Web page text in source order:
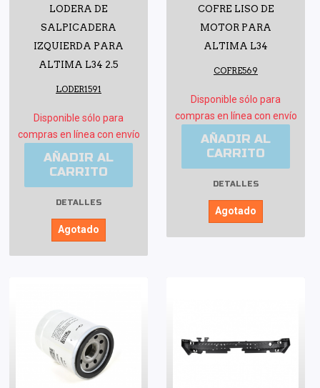
LODERA DE
SALPICADERA
IZQUIERDA PARA
ALTIMA L34 2.5
LODER1591
Disponible sólo para
compras en línea con envío
AÑADIR AL
CARRITO
DETALLES
Agotado
COFRE LISO DE
MOTOR PARA
ALTIMA L34
COFRE569
Disponible sólo para
compras en línea con envío
AÑADIR AL
CARRITO
DETALLES
Agotado